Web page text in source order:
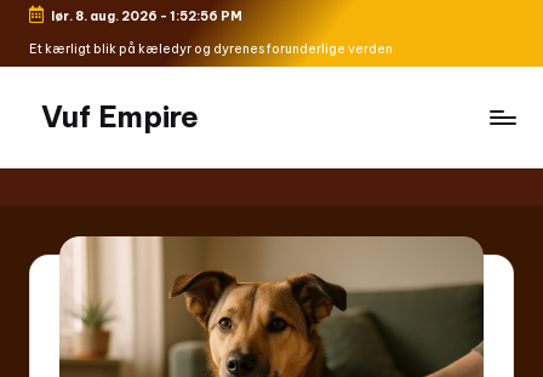
Skip
content
lør. 8. aug. 2026 - 1:52:56 PM
Et kærligt blik på kæledyr og dyrenes forunderlige verden
Vuf Empire